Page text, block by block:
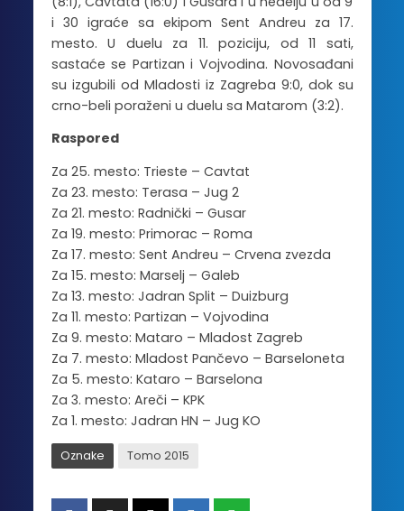
i 30 igraće sa ekipom Sent Andreu za 17.
mesto. U duelu za 11. poziciju, od 11 sati,
sastaće se Partizan i Vojvodina. Novosađani
su izgubili od Mladosti iz Zagreba 9:0, dok su
crno-beli poraženi u duelu sa Matarom (3:2).
Raspored
Za 25. mesto: Trieste – Cavtat
Za 23. mesto: Terasa – Jug 2
Za 21. mesto: Radnički – Gusar
Za 19. mesto: Primorac – Roma
Za 17. mesto: Sent Andreu – Crvena zvezda
Za 15. mesto: Marselj – Galeb
Za 13. mesto: Jadran Split – Duizburg
Za 11. mesto: Partizan – Vojvodina
Za 9. mesto: Mataro – Mladost Zagreb
Za 7. mesto: Mladost Pančevo – Barseloneta
Za 5. mesto: Kataro – Barselona
Za 3. mesto: Areči – KPK
Za 1. mesto: Jadran HN – Jug KO
Oznake Tomo 2015